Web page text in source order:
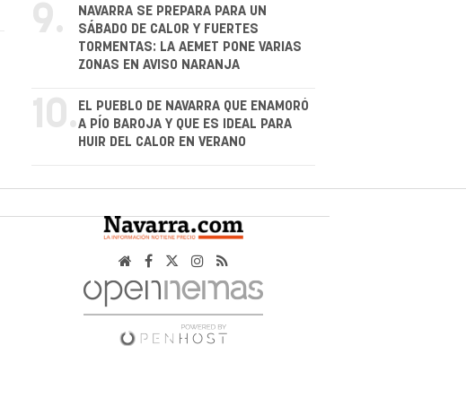
9.
NAVARRA SE PREPARA PARA UN
SÁBADO DE CALOR Y FUERTES
TORMENTAS: LA AEMET PONE VARIAS
ZONAS EN AVISO NARANJA
10. EL PUEBLO DE NAVARRA QUE ENAMORÓ
A PÍO BAROJA Y QUE ES IDEAL PARA
HUIR DEL CALOR EN VERANO